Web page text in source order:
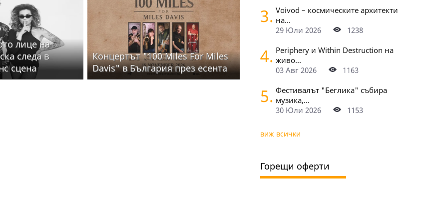
лице на
следа в
сцена
Концертът "100 Miles For Miles
Davis" в България през есента
3. Voivod – космическите архитекти
на...
29 Юли 2026
1238
4. Periphery и Within Destruction на
живо...
03 Авг 2026
1163
5. Фестивалът "Беглика" събира
музика,...
30 Юли 2026
1153
виж всички
Горещи оферти